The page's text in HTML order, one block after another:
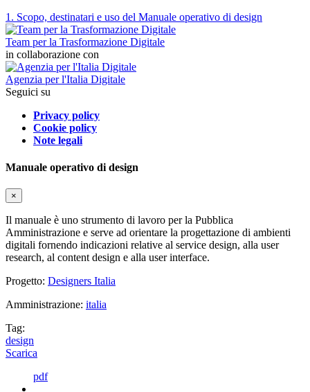
1. Scopo, destinatari e uso del Manuale operativo di design
Team per la Trasformazione Digitale
in collaborazione con
Agenzia per l'Italia Digitale
Seguici su
Privacy policy
Cookie policy
Note legali
Manuale operativo di design
×
Il manuale è uno strumento di lavoro per la Pubblica
Amministrazione e serve ad orientare la progettazione di ambienti
digitali fornendo indicazioni relative al service design, alla user
research, al content design e alla user interface.
Progetto: Designers Italia
Amministrazione: italia
Tag:
design
Scarica
pdf